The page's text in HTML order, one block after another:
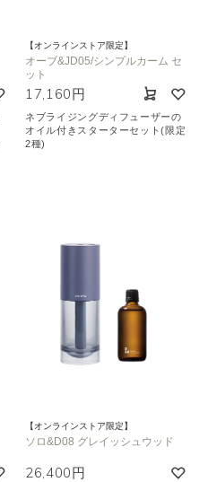
【オンラインストア限定】
オーブ&JD05/シンプルカーム セ
ット
17,160円
ネブライジングディフューザーの
オイル付きスターターセット(限定
2種)
【オンラインストア限定】
ソロ&D08 グレイッシュウッド
26,400円